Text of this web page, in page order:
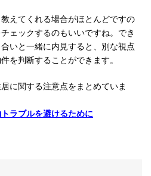
えてくれる場合がほとんどですの
ェックするのもいいですね。でき
いと一緒に内見すると、別な視点
を判断することができます。
に関する注意点をまとめていま
ラブルを避けるために